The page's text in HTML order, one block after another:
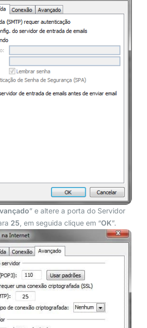
” e altere a porta do Servidor
25 , em seguida clique em “OK”.